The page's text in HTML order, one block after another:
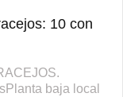
10 con
baja local